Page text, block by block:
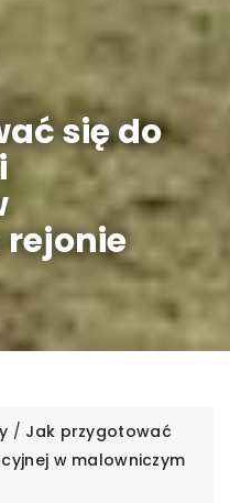
się do
/ Jak przygotować
w malowniczym